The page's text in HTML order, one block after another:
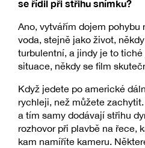
se řídil při střihu snímku?
Ano, vytvářím dojem pohybu
voda, stejně jako život,
turbulentní, a jindy je to
situace, někdy se film
Když jedete po americké
rychleji, než můžete
a tím samy dodávají střihu
rozhovor při plavbě na řece,
kam namíříte kameru.